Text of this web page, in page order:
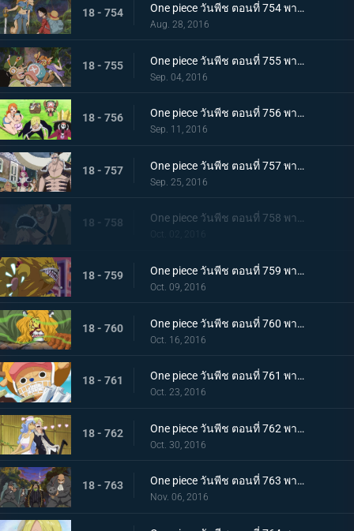
18 - 754 One piece วันพีช ตอนที่ 754 พากย์ไทย เปิดฉากการต่อสู้! ลูฟี่ ปะทะ เผ่ามิงค์!
Aug. 28, 2016
18 - 755 One piece วันพีช ตอนที่ 755 พากย์ไทย การ์ชู! กลุ่มหมวกฟางกลับมารวมตัวกันอีกครั้ง!
Sep. 04, 2016
18 - 756 One piece วันพีช ตอนที่ 756 พากย์ไทย เปิดเกมโต้กลับ! วีรกรรมครั้งใหญ่ของกลุ่มฟางม้วน!
Sep. 11, 2016
18 - 757 One piece วันพีช ตอนที่ 757 พากย์ไทย การมาเยือนของภัยคุกคาม! กลุ่มโจรสลัดร้อยอสูรแจ๊ค!
Sep. 25, 2016
18 - 758 One piece วันพีช ตอนที่ 758 พากย์ไทย ราชาแห่งทิวา ดยุคอินุอาราชิปรากฏตัว!
Oct. 02, 2016
18 - 759 One piece วันพีช ตอนที่ 759 พากย์ไทย ราชาแห่งกลางคืน! นายท่านเนโกะมะมุชิปรากฏตัว!
Oct. 09, 2016
18 - 760 One piece วันพีช ตอนที่ 760 พากย์ไทย เมืองหลวงพินาศ กลุ่มฟางม้วนขึ้นเกาะ!
Oct. 16, 2016
18 - 761 One piece วันพีช ตอนที่ 761 พากย์ไทย เวลาเหลือน้อย! สายใยของเผ่ามิงค์กับกลุ่มหมวกฟาง!
Oct. 23, 2016
18 - 762 One piece วันพีช ตอนที่ 762 พากย์ไทย อันธพาลกลับบ้าน นักฆ่าของสี่จักรพรรดิบิ๊กมัม
Oct. 30, 2016
18 - 763 One piece วันพีช ตอนที่ 763 พากย์ไทย เบื้องหลังการหายตัวไป! ซันจิกับจดหมายเชิญที่น่าสะพรึง!
Nov. 06, 2016